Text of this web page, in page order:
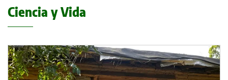
Ciencia y Vida